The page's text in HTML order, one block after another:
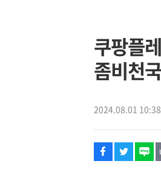
쿠팡플
좀비천
2024.08.01 10:38